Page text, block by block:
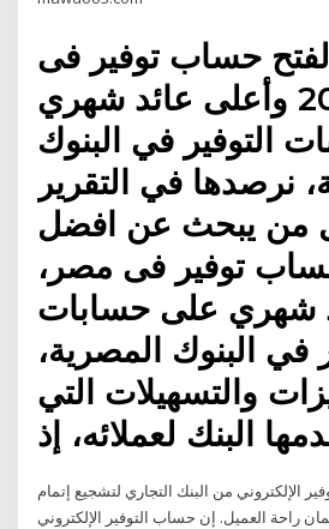
حساب توفير فى
مصر 2020 وأعلى عائد شهري
التوفير في البنوك
نرصدها في التقرير
من يبحث عن افضل
توفير فى مصر،
شهري على حسابات
في البنوك المصرية،
والتسهيلات التي
البنك لعملائه، إذ
الإلكتروني من البنك التجاري لتشجيع إتمام
راحة العميل. إن حساب التوفير الإلكتروني